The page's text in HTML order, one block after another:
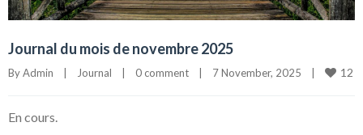
Journal du mois de novembre 2025
By Admin | Journal | 0 comment | 7 November, 2025 | 12
En cours.